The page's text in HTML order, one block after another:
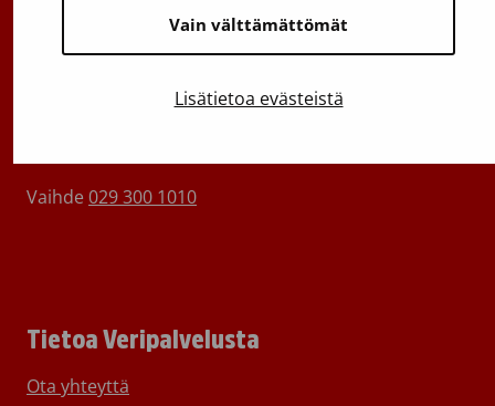
Vain välttämättömät
Lisätietoa evästeistä
Vantaan päätoimipiste
Vaihde 029 300 1010
Tietoa Veripalvelusta
Ota yhteyttä